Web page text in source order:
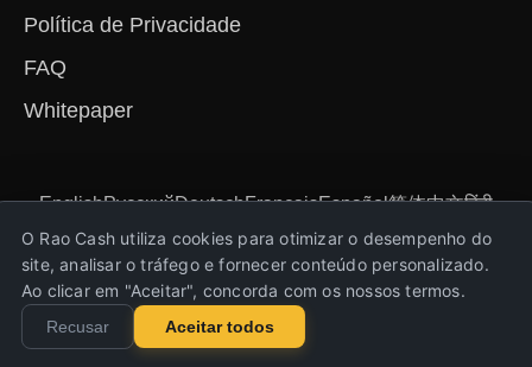
Política de Privacidade
FAQ
Whitepaper
EnglishРусскийDeutschFrançaisEspañol简体中文हिंदी
TürkçePortuguêsNederlandsУкраїнська
Copyright © Rao Cash 2023-2026. Todos os
direitos reservados!
O Rao Cash utiliza cookies para otimizar o desempenho do
site, analisar o tráfego e fornecer conteúdo personalizado.
Ao clicar em "Aceitar", concorda com os nossos termos.
Recusar Aceitar todos